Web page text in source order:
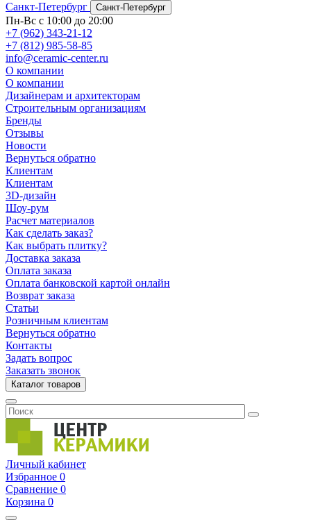
Санкт-Петербург
Санкт-Петербург
Пн-Вс с 10:00 до 20:00
+7 (962) 343-21-12
+7 (812) 985-58-85
info@ceramic-center.ru
О компании
О компании
Дизайнерам и архитекторам
Строительным организациям
Бренды
Отзывы
Новости
Вернуться обратно
Клиентам
Клиентам
3D-дизайн
Шоу-рум
Расчет материалов
Как сделать заказ?
Как выбрать плитку?
Доставка заказа
Оплата заказа
Оплата банковской картой онлайн
Возврат заказа
Статьи
Розничным клиентам
Вернуться обратно
Контакты
Задать вопрос
Заказать звонок
Каталог товаров
Личный кабинет
Избранное 0
Сравнение 0
Корзина 0